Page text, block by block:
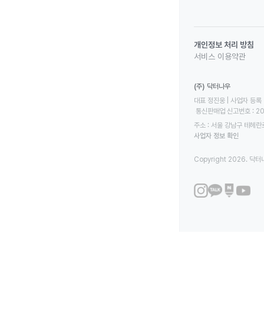
개인정보 처리 방침
서비스 이용약관
(주) 닥터나우
대표 정진웅 | 사업자
통신판매업 신고번호
주소 : 서울 강남구 테헤
사업자 정보 확인
Copyright 2026. 닥터